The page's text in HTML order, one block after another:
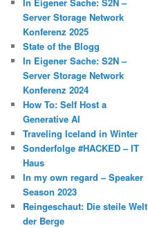
Server Storage Network
Konferenz 2025
State of the Blogg
In Eigener Sache: S2N –
Server Storage Network
Konferenz 2024
How To: Self Host a
Generative AI
Traveling Iceland in Winter
Sonderfolge #HACKED – IT
Haus
In my own regard – Speaker
Season 2023
Reingeschaut: Die steile Welt
der Berge